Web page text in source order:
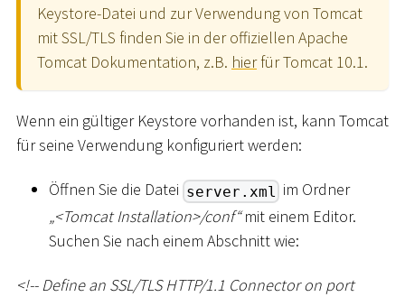
Keystore-Datei und zur Verwendung von Tomcat
mit SSL/TLS finden Sie in der offiziellen Apache
Tomcat Dokumentation, z.B. hierfür Tomcat 10.1.
Wenn ein gültiger Keystore vorhanden ist, kann Tomcat
für seine Verwendung konfiguriert werden:
Öffnen Sie die Datei server.xml
im Ordner
„<Tomcat Installation>/conf“mit einem Editor.
Suchen Sie nach einem Abschnitt wie:
<!-- Define an SSL/TLS HTTP/1.1 Connector on port